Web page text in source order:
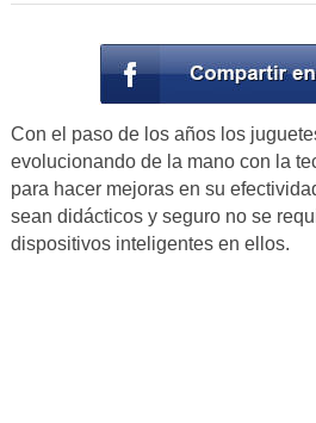
Con el paso de los años los
evolucionando de la mano con la
para hacer mejoras en su
sean didácticos y seguro no se
dispositivos inteligentes en ellos.